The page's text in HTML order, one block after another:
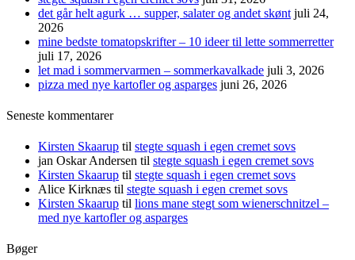
det går helt agurk … supper, salater og andet skønt juli 24,
2026
mine bedste tomatopskrifter – 10 ideer til lette sommerretter
juli 17, 2026
let mad i sommervarmen – sommerkavalkade juli 3, 2026
pizza med nye kartofler og asparges juni 26, 2026
Seneste kommentarer
Kirsten Skaarup til stegte squash i egen cremet sovs
jan Oskar Andersen til stegte squash i egen cremet sovs
Kirsten Skaarup til stegte squash i egen cremet sovs
Alice Kirknæs til stegte squash i egen cremet sovs
Kirsten Skaarup til lions mane stegt som wienerschnitzel –
med nye kartofler og asparges
Bøger